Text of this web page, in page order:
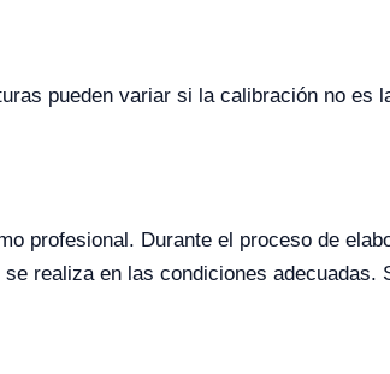
pueden variar si la calibración no es
profesional. Durante el proceso de
realiza en las condiciones adecuadas.